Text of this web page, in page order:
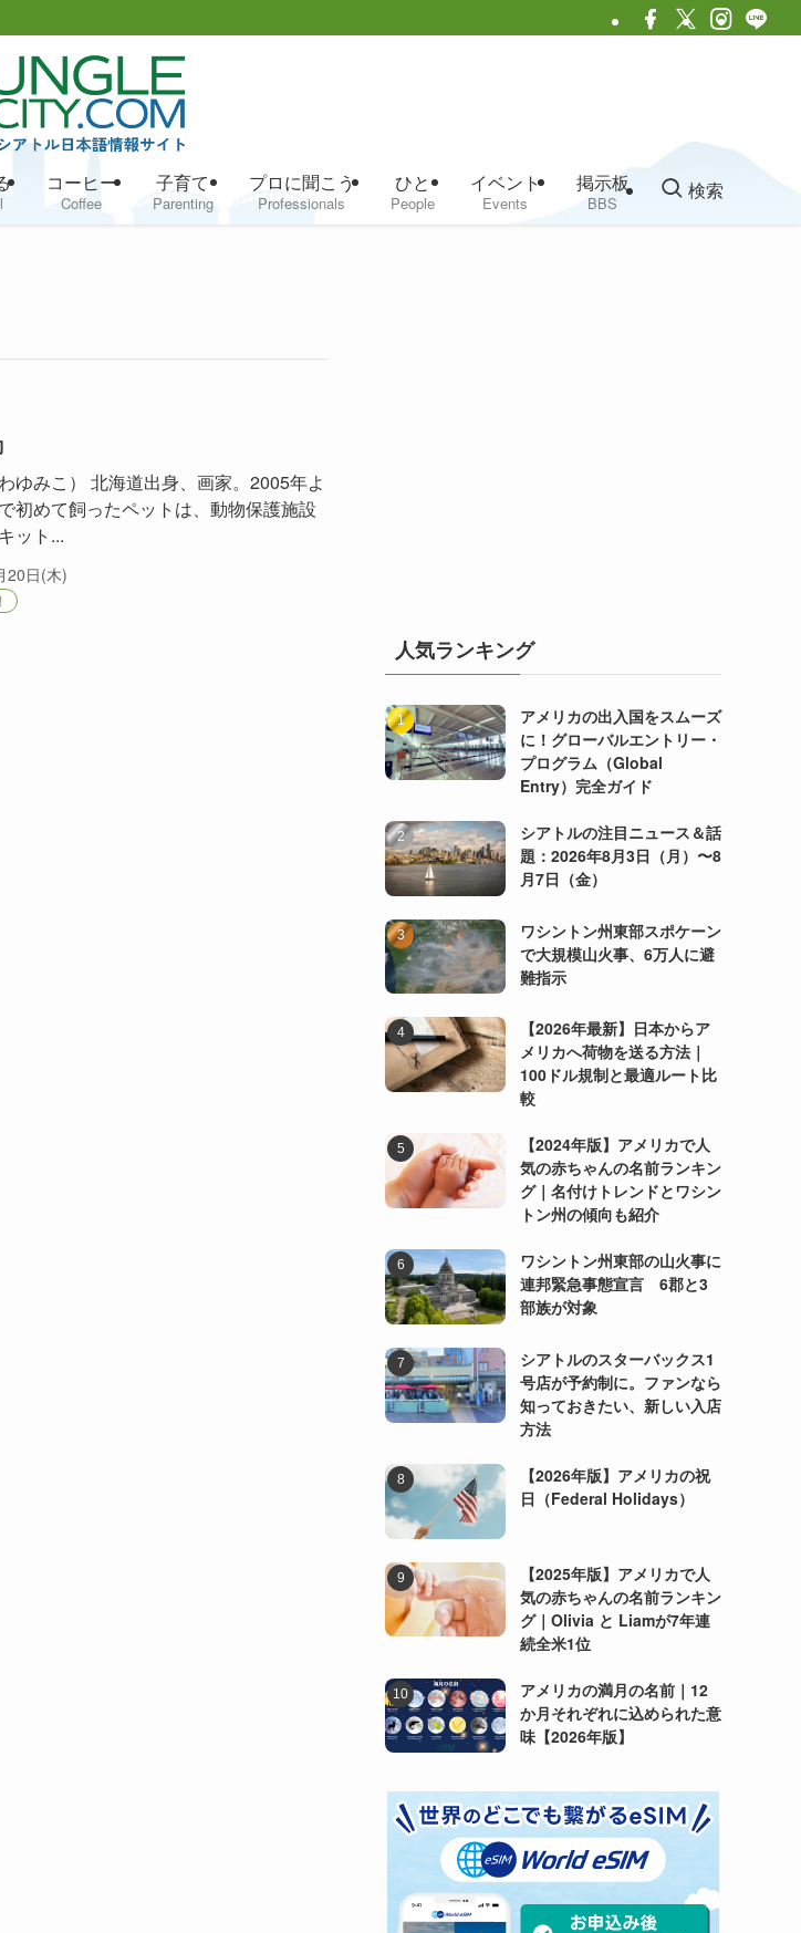
コーヒー
Coffee
子育て
Parenting
プロに聞こう
Professionals
ひと
People
イベント
Events
掲示板
BBS
検索
ゆみこ） 北海道出身、画家。2005年よ
初めて飼ったペットは、動物保護施設
ット...
20日(木)
人気ランキング
アメリカの出入国をスムーズ
に！グローバルエントリー・
プログラム（Global
Entry）完全ガイド
シアトルの注目ニュース＆話
題：2026年8月3日（月）〜8
月7日（金）
ワシントン州東部スポケーン
で大規模山火事、6万人に避
難指示
【2026年最新】日本からア
メリカへ荷物を送る方法｜
100ドル規制と最適ルート比
較
【2024年版】アメリカで人
気の赤ちゃんの名前ランキン
グ｜名付けトレンドとワシン
トン州の傾向も紹介
ワシントン州東部の山火事に
連邦緊急事態宣言 6郡と3
部族が対象
シアトルのスターバックス1
号店が予約制に。ファンなら
知っておきたい、新しい入店
方法
【2026年版】アメリカの祝
日（Federal Holidays）
【2025年版】アメリカで人
気の赤ちゃんの名前ランキン
グ｜Olivia と Liamが7年連
続全米1位
アメリカの満月の名前｜12
か月それぞれに込められた意
味【2026年版】